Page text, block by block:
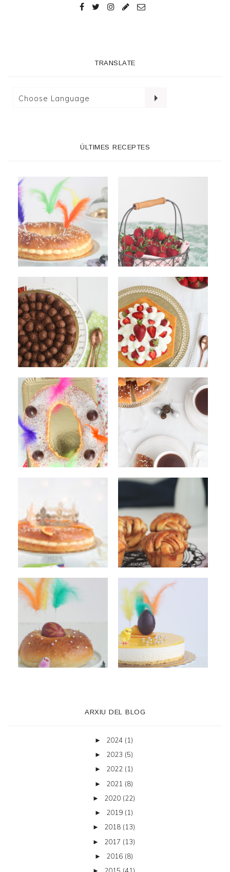
TRANSLATE
ÚLTIMES RECEPTES
ARXIU DEL BLOG
► 2024 (1)
► 2023 (5)
► 2022 (1)
► 2021 (8)
► 2020 (22)
► 2019 (1)
► 2018 (13)
► 2017 (13)
► 2016 (8)